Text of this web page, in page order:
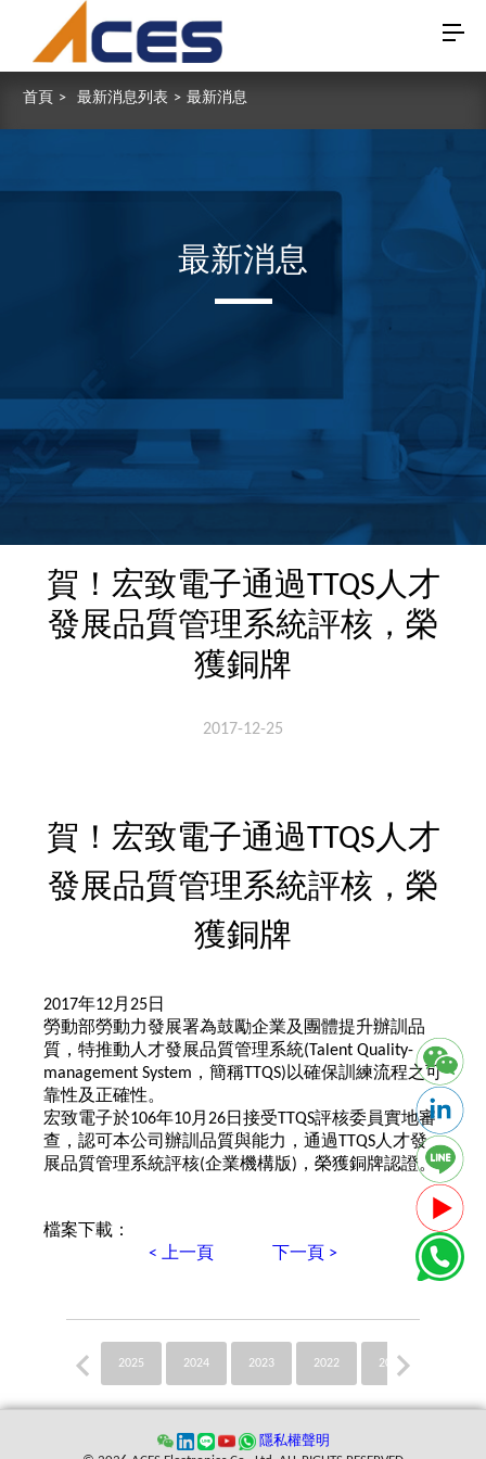
首頁 > 最新消息列表 > 最新消息
最新消息
賀！宏致電子通過TTQS人才
發展品質管理系統評核，榮
獲銅牌
2017-12-25
賀！宏致電子通過TTQS人才
發展品質管理系統評核，榮
獲銅牌
2017年12月25日
勞動部勞動力發展署為鼓勵企業及團體提升辦訓品
質，特推動人才發展品質管理系統(Talent Quality-
management System，簡稱TTQS)以確保訓練流程之可
靠性及正確性。
宏致電子於106年10月26日接受TTQS評核委員實地審
查，認可本公司辦訓品質與能力，通過TTQS人才發
展品質管理系統評核(企業機構版)，榮獲銅牌認證。
檔案下載：
< 上一頁
下一頁 >
2025 2024 2023 2022 2021
隱私權聲明